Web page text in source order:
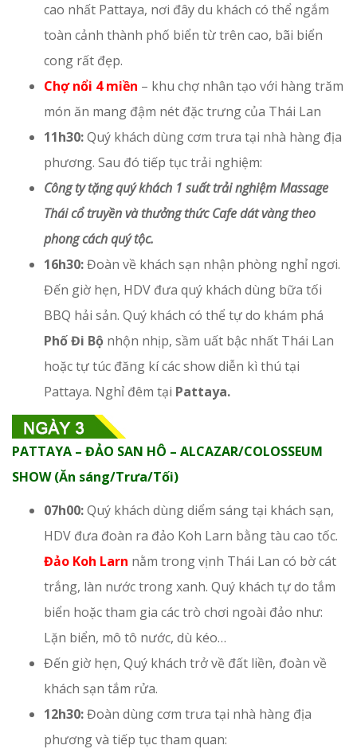
cao nhất Pattaya, nơi đây du khách có thể ngắm
toàn cảnh thành phố biển từ trên cao, bãi biển
cong rất đẹp.
Chợ nổi 4 miền – khu chợ nhân tạo với hàng trăm
món ăn mang đậm nét đặc trưng của Thái Lan
11h30:Quý khách dùng cơm trưa tại nhà hàng địa
phương. Sau đó tiếp tục trải nghiệm:
Công ty tặng quý khách 1 suất trải nghiệm Massage
Thái cổ truyền và thưởng thức Cafe dát vàng theo
phong cách quý tộc.
16h30:Đoàn về khách sạn nhận phòng nghỉ ngơi.
Đến giờ hẹn, HDV đưa quý khách dùng bữa tối
BBQ hải sản. Quý khách có thể tự do khám phá
Phố Đi Bộ nhộn nhịp, sầm uất bậc nhất Thái Lan
hoặc tự túc đăng kí các show diễn kì thú tại
Pattaya. Nghỉ đêm tại Pattaya.
PATTAYA – ĐẢO SAN HÔ – ALCAZAR/COLOSSEUM
SHOW (Ăn sáng/Trưa/Tối)
07h00:Quý khách dùng diểm sáng tại khách sạn,
HDV đưa đoàn ra đảo Koh Larn bằng tàu cao tốc.
Đảo Koh Larn nằm trong vịnh Thái Lan có bờ cát
trắng, làn nước trong xanh. Quý khách tự do tắm
biển hoặc tham gia các trò chơi ngoài đảo như:
Lặn biển, mô tô nước, dù kéo…
Đến giờ hẹn, Quý khách trở về đất liền, đoàn về
khách sạn tắm rửa.
12h30:Đoàn dùng cơm trưa tại nhà hàng địa
phương và tiếp tục tham quan: